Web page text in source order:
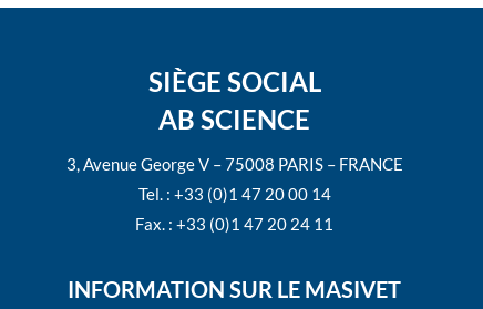
SIÈGE SOCIAL
AB SCIENCE
3, Avenue George V – 75008 PARIS – FRANCE
Tel. : +33 (0)1 47 20 00 14
Fax. : +33 (0)1 47 20 24 11
INFORMATION SUR LE MASIVET